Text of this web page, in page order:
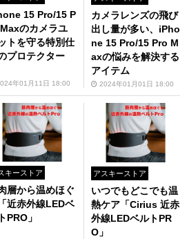
15 Pro/15 P
のカメラユ
トを守る特別仕
プロテクター
年01月11日 18:00
カメラレンズの飛び
出し量が多い、iPho
ne 15 Pro/15 Pro M
axの悩みを解決する
アイテム
2024年01月01日 18:00
キーストア
層から温めほぐ
近赤外線LEDベ
PRO」
アスキーストア
いつでもどこでも温
熱ケア「Cirius 近赤
外線LEDベルトPR
O」